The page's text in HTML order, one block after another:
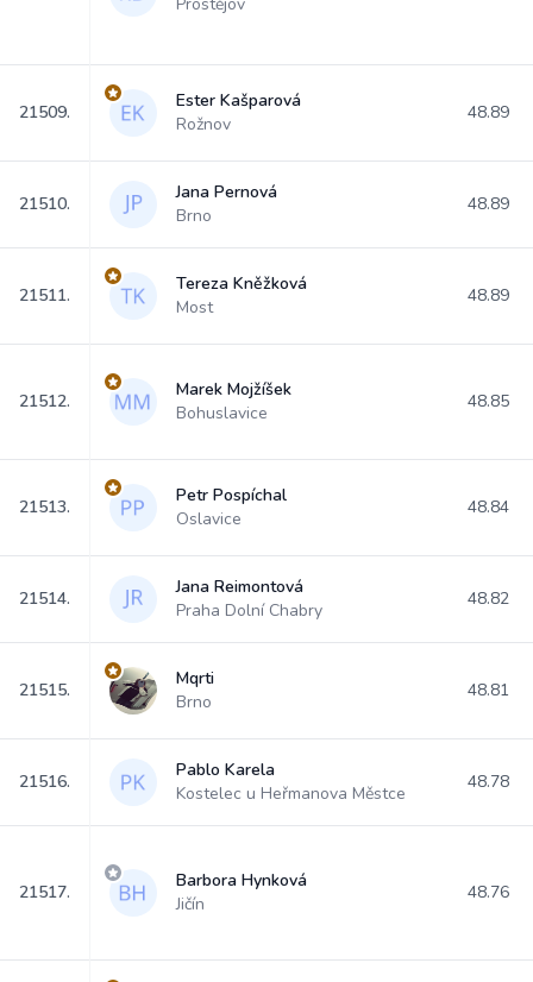
21509.
Ester Kašparová
Rožnov
48.89
21510.
Jana Pernová
Brno
48.89
21511.
Tereza Kněžková
Most
48.89
21512.
Marek Mojžíšek
Bohuslavice
48.85
21513.
Petr Pospíchal
Oslavice
48.84
21514.
Jana Reimontová
Praha Dolní Chabry
48.82
21515.
Mqrti
Brno
48.81
21516.
Pablo Karela
Kostelec u Heřmanova Městce
48.78
21517.
Barbora Hynková
Jičín
48.76